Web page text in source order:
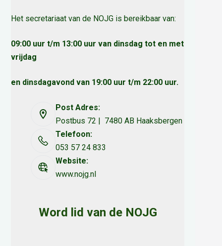
Het secretariaat van de NOJG is bereikbaar van:
09:00 uur t/m 13:00 uur van dinsdag tot en met
vrijdag
en dinsdagavond van 19:00 uur t/m 22:00 uur.
Post Adres:
Postbus 72 | 7480 AB Haaksbergen
Telefoon:
053 57 24 833
Website:
www.nojg.nl
Word lid van de NOJG